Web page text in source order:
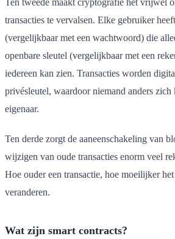
transacties te vervalsen. Elke gebruiker
(vergelijkbaar met een wachtwoord) die
openbare sleutel (vergelijkbaar met een
iedereen kan zien. Transacties worden
privésleutel, waardoor niemand anders zich
eigenaar.
Ten derde zorgt de aaneenschakeling van
wijzigen van oude transacties enorm veel
Hoe ouder een transactie, hoe moeilijker
veranderen.
Wat zijn smart contracts?